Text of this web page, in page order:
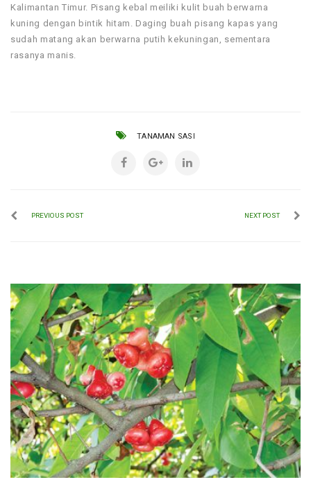
Kalimantan Timur. Pisang kebal meiliki kulit buah berwarna
kuning dengan bintik hitam. Daging buah pisang kapas yang
sudah matang akan berwarna putih kekuningan, sementara
rasanya manis.
TANAMAN SASI
PREVIOUS POST NEXT POST